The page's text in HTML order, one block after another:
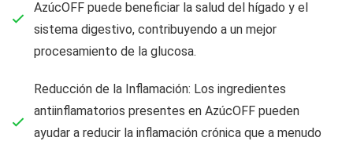
AzúcOFF puede beneficiar la salud del hígado y el
sistema digestivo, contribuyendo a un mejor
procesamiento de la glucosa.
Reducción de la Inflamación: Los ingredientes
antiinflamatorios presentes en AzúcOFF pueden
ayudar a reducir la inflamación crónica que a menudo